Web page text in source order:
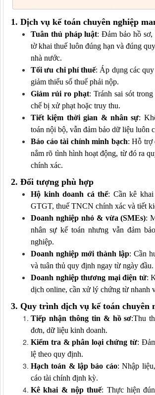
1. Dịch vụ kế toán chuyên nghiệp
Tuân thủ pháp luật: Đảm bảo hồ sơ,
tờ khai thuế luôn đúng hạn và đúng
nhà nước.
Tối ưu chi phí thuế: Áp dụng các
giảm thiểu số thuế phải nộp.
Giảm rủi ro phạt: Tránh sai sót
chế bị xử phạt hoặc truy thu.
Tiết kiệm thời gian & nhân sự:
toán nội bộ, vẫn đảm bảo dữ liệu luôn
Báo cáo tài chính minh bạch: Hỗ trợ
nắm rõ tình hình hoạt động, từ đó ra
chính xác.
2. Đối tượng phù hợp
Hộ kinh doanh cá thể: Cần kê khai
GTGT, thuế TNCN chính xác và tiết
Doanh nghiệp nhỏ & vừa (SMEs):
nhân sự kế toán nhưng vẫn đảm
nghiệp.
Doanh nghiệp mới thành lập: Cần
và tuân thủ quy định ngay từ ngày đầu.
Doanh nghiệp thương mại điện tử:
dịch online, cần xử lý chứng từ nhanh
3. Quy trình dịch vụ kế toán chuyên
Tiếp nhận thông tin & hồ sơ:Thu
đơn, dữ liệu kinh doanh.
Kiểm tra & phân loại chứng từ:
lệ theo quy định.
Hạch toán & lập báo cáo: Nhập
cáo tài chính định kỳ.
Kê khai & nộp thuế: Thực hiện